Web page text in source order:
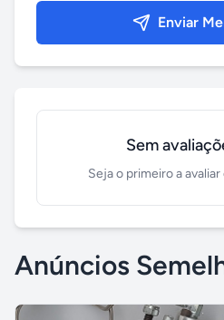
Enviar
Sem
Seja o primeiro a
Anúncios